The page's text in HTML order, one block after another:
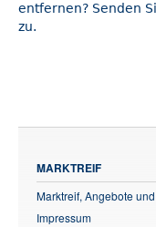
entfernen? Senden
zu.
MARKTREIF
Marktreif, Angebote
Impressum